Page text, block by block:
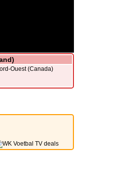
Ouest (Canada)